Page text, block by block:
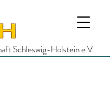
Schleswig-Holstein e.V.